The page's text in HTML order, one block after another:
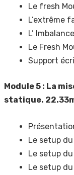
Le fresh
L’extrême
L’
Le Fresh
Support
Module 5 : La
statique.
Le setup du
Le setup du
Le setup